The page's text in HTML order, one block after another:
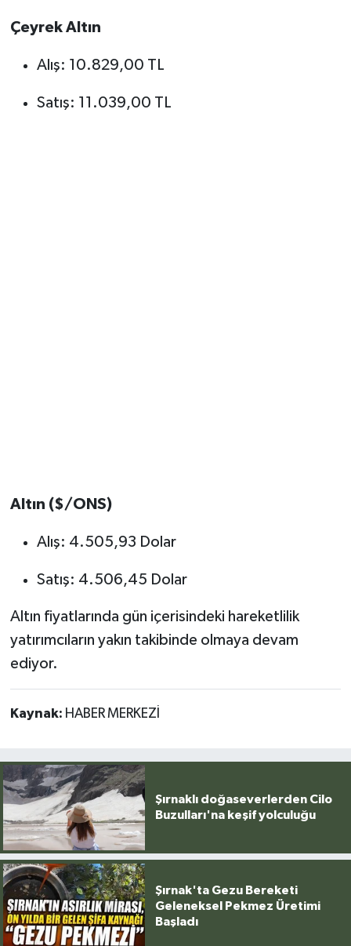
Çeyrek Altın
Alış: 10.829,00 TL
Satış: 11.039,00 TL
Altın ($/ONS)
Alış: 4.505,93 Dolar
Satış: 4.506,45 Dolar
Altın fiyatlarında gün içerisindeki hareketlilik
yatırımcıların yakın takibinde olmaya devam
ediyor.
Kaynak: HABER MERKEZİ
Şırnaklı doğaseverlerden Cilo
Buzulları'na keşif yolculuğu
Şırnak'ta Gezu Bereketi
Geleneksel Pekmez Üretimi
Başladı